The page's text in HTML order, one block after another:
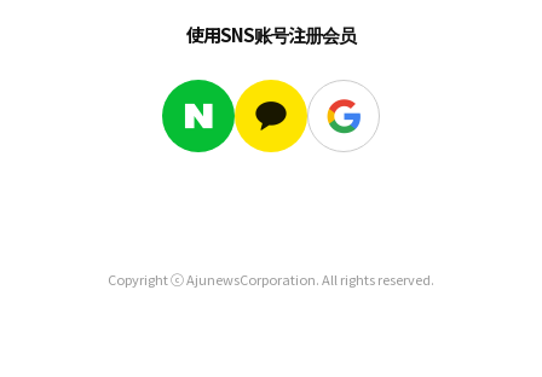
使用SNS账号注册会员
Copyright ⓒ AjunewsCorporation. All rights reserved.